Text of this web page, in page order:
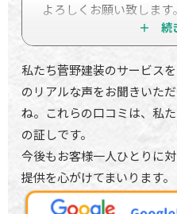
よろしくお願い致します。
私たち菅野建装のサービス
のリアルな声をお聞きいた
ね。これらの口コミは、私
の証しです。
今後もお客様一人ひとりに
提供を心がけてまいります。